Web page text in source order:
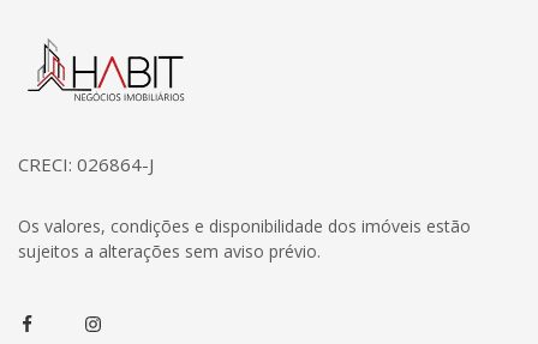
Página inicial
CRECI: 026864-J
Os valores, condições e disponibilidade dos imóveis estão
sujeitos a alterações sem aviso prévio.
FacebookInstagram